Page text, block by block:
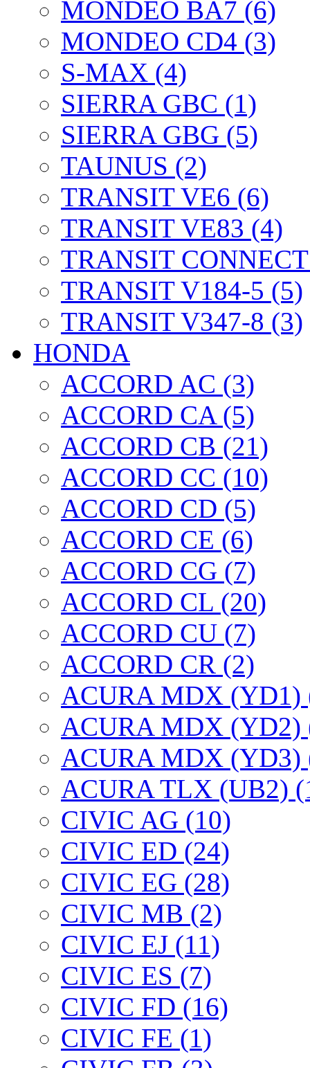
MONDEO BA7 (6)
MONDEO CD4 (3)
S-MAX (4)
SIERRA GBC (1)
SIERRA GBG (5)
TAUNUS (2)
TRANSIT VE6 (6)
TRANSIT VE83 (4)
TRANSIT
TRANSIT V184-5 (5)
TRANSIT V347-8 (3)
HONDA
ACCORD AC (3)
ACCORD CA (5)
ACCORD CB (21)
ACCORD CC (10)
ACCORD CD (5)
ACCORD CE (6)
ACCORD CG (7)
ACCORD CL (20)
ACCORD CU (7)
ACCORD CR (2)
ACURA MDX (YD1)
ACURA MDX (YD2)
ACURA MDX (YD3)
ACURA TLX (UB2)
CIVIC AG (10)
CIVIC ED (24)
CIVIC EG (28)
CIVIC МВ (2)
CIVIC EJ (11)
CIVIC ES (7)
CIVIC FD (16)
CIVIC FE (1)